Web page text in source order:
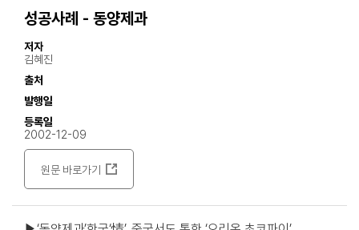
성공사례 - 동양제과
저자
김혜진
출처
발행일
등록일
2002-12-09
원문 바로가기